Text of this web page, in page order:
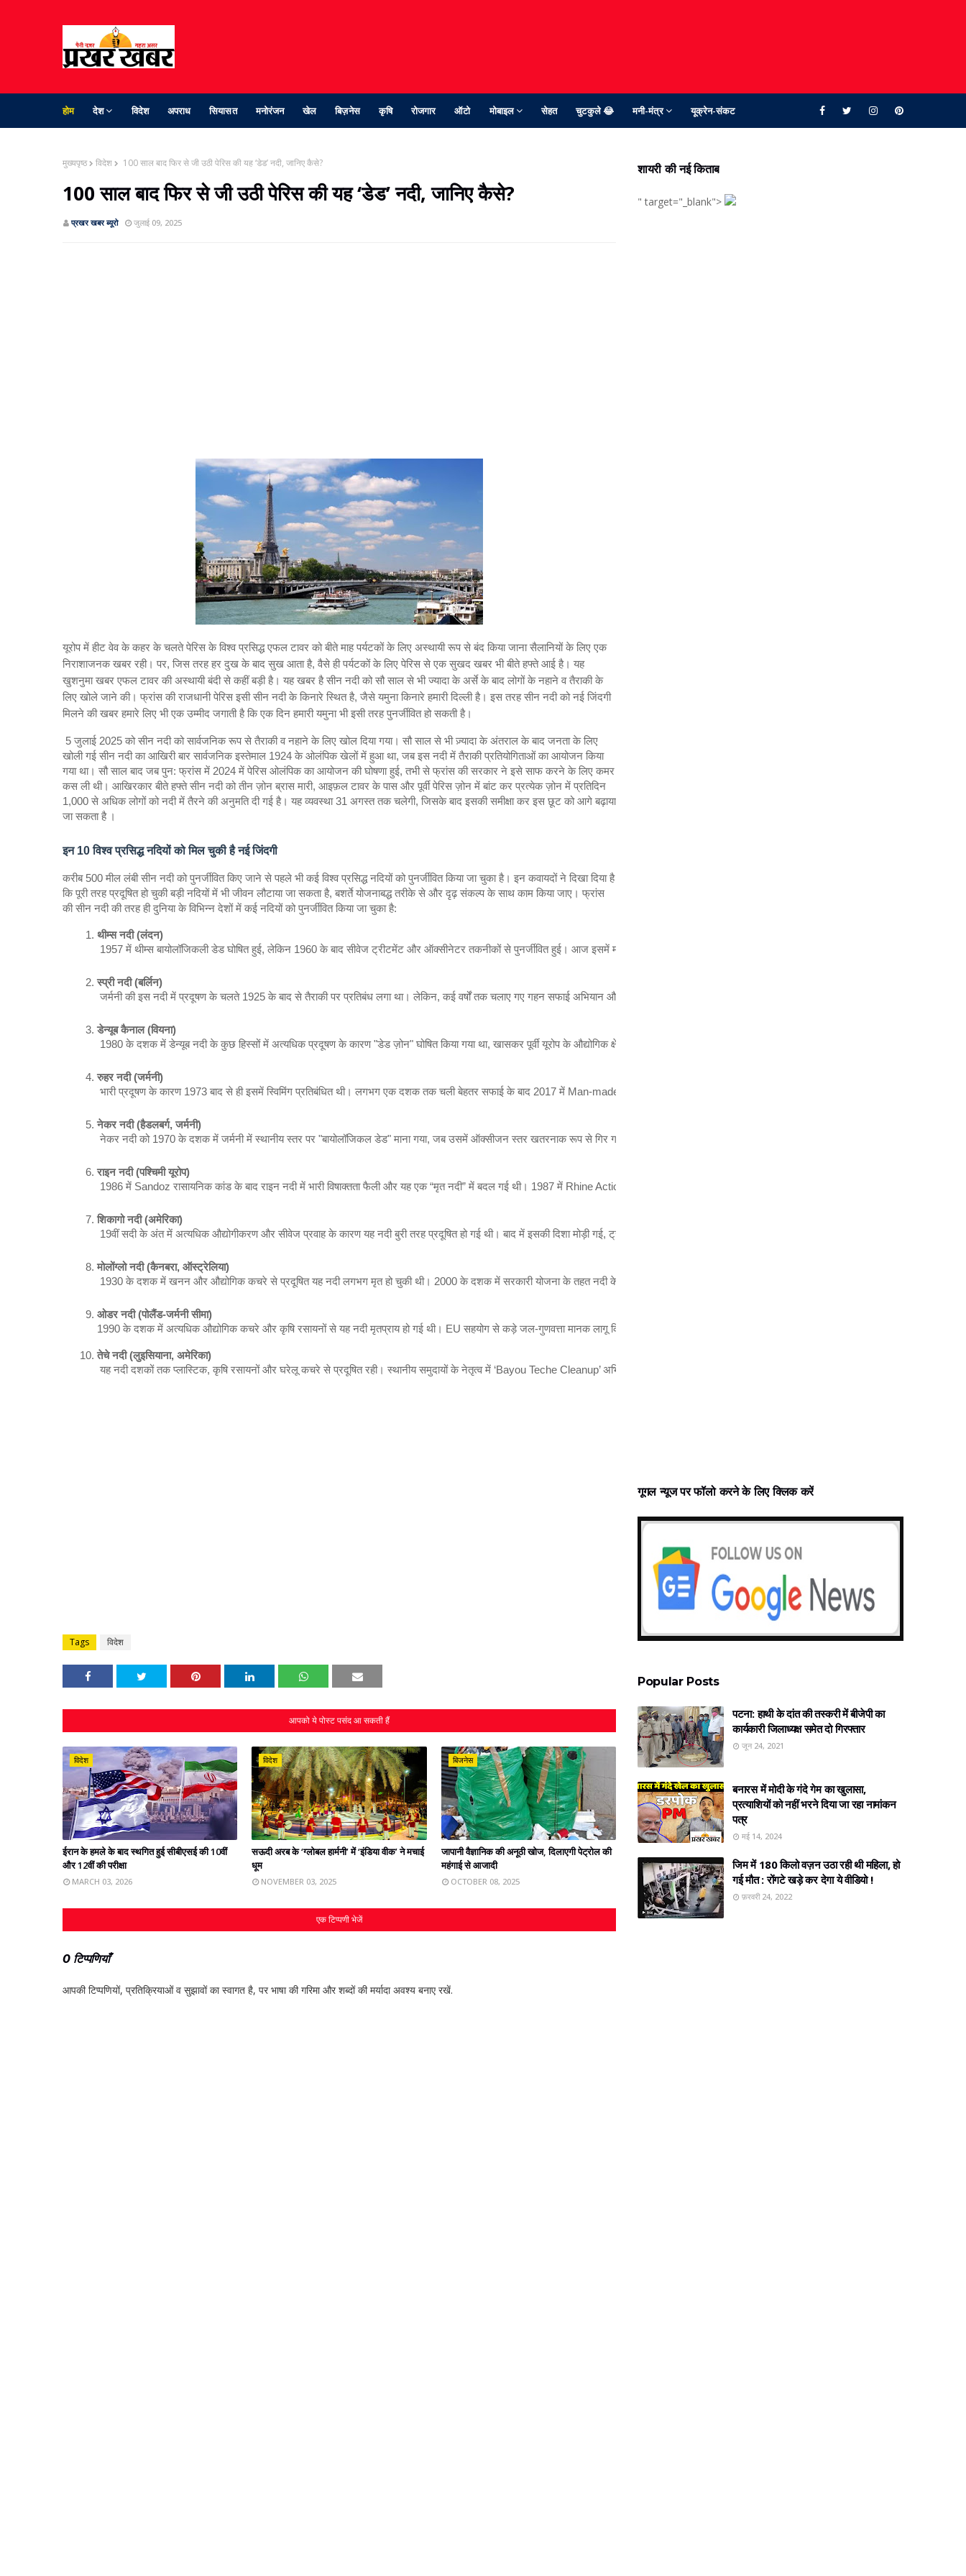
होम देश विदेश अपराध सियासत मनोरंजन खेल बिज़नेस कृषि रोजगार ऑटो मोबाइल सेहत चुटकुले 😂 मनी-मंत्र यूक्रेन-संकट
मुख्यपृष्ठ विदेश 100 साल बाद फिर से जी उठी पेरिस की यह ‘डेड’ नदी, जानिए कैसे?
100 साल बाद फिर से जी उठी पेरिस की यह ‘डेड’ नदी, जानिए कैसे?
प्रखर खबर ब्‍यूरो जुलाई 09, 2025
यूरोप में हीट वेव के कहर के चलते पेरिस के विश्‍व प्रसिद्ध एफल टावर को बीते माह पर्यटकों के लिए अस्‍थायी रूप से बंद किया जाना सैलानियों के लिए एक
निराशाजनक खबर रही। पर, जिस तरह हर दुख के बाद सुख आता है, वैसे ही पर्यटकों के लिए पेरिस से एक सुखद खबर भी बीते हफ्ते आई है। यह
खुशनुमा खबर एफल टावर की अस्‍थायी बंदी से कहीं बड़ी है। यह खबर है सीन नदी को सौ साल से भी ज्‍यादा के अर्से के बाद लोगों के नहाने व तैराकी के
लिए खोले जाने की। फ्रांस की राजधानी पेरिस इसी सीन नदी के किनारे स्थित है, जैसे यमुना किनारे हमारी दिल्‍ली है। इस तरह सीन नदी को नई जिंदगी
मिलने की खबर हमारे लिए भी एक उम्‍मीद जगाती है कि एक दिन हमारी यमुना भी इसी तरह पुनर्जीवित हो सकती है।
5 जुलाई 2025 को सीन नदी को सार्वजनिक रूप से तैराकी व नहाने के लिए खोल दिया गया। सौ साल से भी ज़्यादा के अंतराल के बाद जनता के लिए
खोली गई सीन नदी का आखिरी बार सार्वजनिक इस्‍तेमाल 1924 के ओलंपिक खेलों में हुआ था, जब इस नदी में तैराकी प्रतियोगिताओं का आयोजन किया
गया था। सौ साल बाद जब पुन: फ्रांस में 2024 में पेरिस ओलंपिक का आयोजन की घोषणा हुई, तभी से फ्रांस की सरकार ने इसे साफ करने के लिए कमर
कस ली थी। आखिरकार बीते हफ्ते सीन नदी को तीन ज़ोन ब्रास मारी, आइफ़ल टावर के पास और पूर्वी पेरिस ज़ोन में बांट कर प्रत्‍येक ज़ोन में प्रतिदिन
1,000 से अधिक लोगों को नदी में तैरने की अनुमति दी गई है। यह व्यवस्था 31 अगस्त तक चलेगी, जिसके बाद इसकी समीक्षा कर इस छूट को आगे बढ़ाया
जा सकता है ।
इन 10 विश्‍व प्रसिद्ध नदियों को मिल चुकी है नई जिंदगी
करीब 500 मील लंबी सीन नदी को पुनर्जीवित किए जाने से पहले भी कई विश्‍व प्रसिद्ध नदियों को पुनर्जीवित किया जा चुका है। इन कवायदों ने दिखा दिया है
कि पूरी तरह प्रदूषित हो चुकी बड़ी नदियों में भी जीवन लौटाया जा सकता है, बशर्ते योजनाबद्ध तरीके से और दृढ़ संकल्‍प के साथ काम किया जाए। फ्रांस
की सीन नदी की तरह ही दुनिया के विभिन्न देशों में कई नदियों को पुनर्जीवित किया जा चुका है:
थीम्स नदी (लंदन)
1957 में थीम्स बायोलॉजिकली डेड घोषित हुई, लेकिन 1960 के बाद सीवेज ट्रीटमेंट और ऑक्सीनेटर तकनीकों से पुनर्जीवित हुई। आज इसमें मछलियों की लगभग 125 प्रजातियां और साफ पानी मौजूद है।
स्प्री नदी (बर्लिन)
जर्मनी की इस नदी में प्रदूषण के चलते 1925 के बाद से तैराकी पर प्रतिबंध लगा था। लेकिन, कई वर्षों तक चलाए गए गहन सफाई अभियान और मॉनिटरिंग के कारण इसे प्रदूषण मुक्त कर लिया गया है। अब इसमें स्विमिंग शुरू करने की
डेन्यूब कैनाल (वियना)
1980 के दशक में डेन्यूब नदी के कुछ हिस्सों में अत्यधिक प्रदूषण के कारण "डेड ज़ोन" घोषित किया गया था, खासकर पूर्वी यूरोप के औद्योगिक क्षेत्रों में। सफाई के बाद अब इसमें स्विमिंग ज़ोन और तट सुधार के साथ नदी बहाल की गई है और
रुहर नदी (जर्मनी)
भारी प्रदूषण के कारण 1973 बाद से ही इसमें स्विमिंग प्रतिबंधित थी। लगभग एक दशक तक चली बेहतर सफाई के बाद 2017 में Man-made beach और लाइफगार्डिंग के साथ फिर से स्विमिंग शुरू की गई।
नेकर नदी (हैडलबर्ग, जर्मनी)
नेकर नदी को 1970 के दशक में जर्मनी में स्थानीय स्तर पर "बायोलॉजिकल डेड" माना गया, जब उसमें ऑक्सीजन स्तर खतरनाक रूप से गिर गया था। बाद में नदी की सफाई करके इसमें स्विमिंग ज़ोन विकसित किए गए और नदी के किनारे
राइन नदी (पश्चिमी यूरोप)
1986 में Sandoz रासायनिक कांड के बाद राइन नदी में भारी विषाक्तता फैली और यह एक “मृत नदी” में बदल गई थी। 1987 में Rhine Action Programme और अंतर्राष्ट्रीय सहयोग के चलते इसे पुनर्जीवित किया गया। अब नदी में
शिकागो नदी (अमेरिका)
19वीं सदी के अंत में अत्यधिक औद्योगीकरण और सीवेज प्रवाह के कारण यह नदी बुरी तरह प्रदूषित हो गई थी। बाद में इसकी दिशा मोड़ी गई, ट्रीटमेंट प्लांट्स बनाए गए और अब इसे नेविगेशन, पर्यटन और सार्वजनिक आयोजनों के लिए
मोलोंग्लो नदी (कैनबरा, ऑस्ट्रेलिया)
1930 के दशक में खनन और औद्योगिक कचरे से प्रदूषित यह नदी लगभग मृत हो चुकी थी। 2000 के दशक में सरकारी योजना के तहत नदी के तल को साफ किया गया, वनस्पतियों का पुनर्स्थापन हुआ और आज यह फिर से जलीय जीवन से
ओडर नदी (पोलैंड-जर्मनी सीमा)
1990 के दशक में अत्यधिक औद्योगिक कचरे और कृषि रसायनों से यह नदी मृतप्राय हो गई थी। EU सहयोग से कड़े जल-गुणवत्ता मानक लागू किए गए, जिससे इसमें फिर से मछलियों और प्रवासी पक्षियों की वापसी हुई।
तेचे नदी (लुइसियाना, अमेरिका)
यह नदी दशकों तक प्लास्टिक, कृषि रसायनों और घरेलू कचरे से प्रदूषित रही। स्थानीय समुदायों के नेतृत्व में ‘Bayou Teche Cleanup’ अभियान चलाया गया और अब यह कायकिंग, तैराकी और मछली पकड़ने के लिए सुरक्षित मानी जाती
Tags विदेश
आपको ये पोस्ट पसंद आ सकती हैं
विदेश
ईरान के हमले के बाद स्‍थगित हुई सीबीएसई की 10वीं
और 12वीं की परीक्षा
MARCH 03, 2026
विदेश
सऊदी अरब के ‘ग्लोबल हार्मनी’ में ‘इंडिया वीक’ ने मचाई
धूम
NOVEMBER 03, 2025
बिजनेस
जापानी वैज्ञानिक की अनूठी खोज, दिलाएगी पेट्रोल की
महंगाई से आजादी
OCTOBER 08, 2025
एक टिप्पणी भेजें
0 टिप्पणियाँ
आपकी टिप्‍पणियों, प्रतिक्रियाओं व सुझावों का स्‍वागत है, पर भाषा की गरिमा और शब्‍दों की मर्यादा अवश्‍य बनाए रखें.
शायरी की नई किताब
" target="_blank">
गूगल न्‍यूज पर फॉलो करने के लिए क्लिक करें
Popular Posts
पटना: हाथी के दांत की तस्करी में बीजेपी का
कार्यकारी जिलाध्यक्ष समेत दो गिरफ्तार
जून 24, 2021
बनारस में मोदी के गंदे गेम का खुलासा,
प्रत्‍याशियों को नहीं भरने दिया जा रहा नामांकन
पत्र
मई 14, 2024
जिम में 180 किलो वज़न उठा रही थी महिला, हो
गई मौत : रोंगटे खड़े कर देगा ये वीडियो !
फ़रवरी 24, 2022